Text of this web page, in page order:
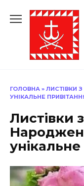
до
ГОЛОВНА » ЛИСТІВКИ
УНІКАЛЬНЕ
Листівки